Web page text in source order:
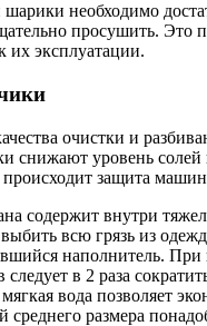
необходимо
просушить. Это
их эксплуатации.
очистки и
снижают уровень солей
происходит защита
содержит внутри
всю грязь из
наполнитель. При
в 2 раза
вода позволяет
размера